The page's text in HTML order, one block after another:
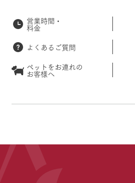
営業時間・
料金
よくあるご質問
ペットをお連れの
お客様へ